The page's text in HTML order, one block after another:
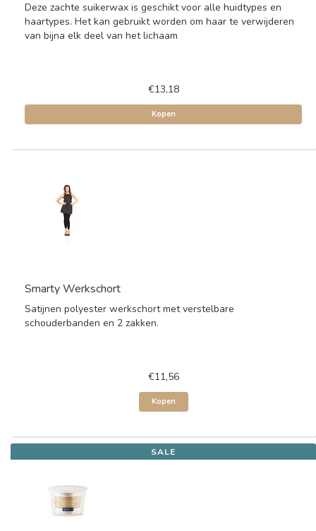
Deze zachte suikerwax is geschikt voor alle huidtypes en
haartypes. Het kan gebruikt worden om haar te verwijderen
van bijna elk deel van het lichaam
€13,18
Kopen
Smarty Werkschort
Satijnen polyester werkschort met verstelbare
schouderbanden en 2 zakken.
€11,56
Kopen
SALE